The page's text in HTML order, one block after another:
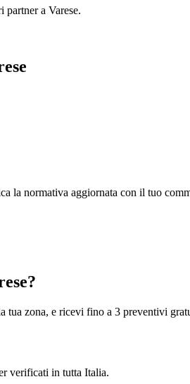
partner a Varese.
la normativa aggiornata con il tuo
zona, e ricevi fino a 3 preventivi
verificati in tutta Italia.